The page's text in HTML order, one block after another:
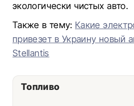
экологически чистых авто.
Также в тему: Какие
привезет в Украину новый
Stellantis
Топливо